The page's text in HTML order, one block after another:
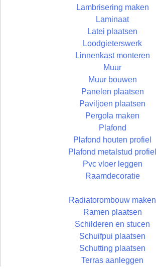
Lambrisering maken
Laminaat
Latei plaatsen
Loodgieterswerk
Linnenkast monteren
Muur
Muur bouwen
Panelen plaatsen
Paviljoen plaatsen
Pergola maken
Plafond
Plafond houten profiel
Plafond metalstud profiel
Pvc vloer leggen
Raamdecoratie
Radiatorombouw maken
Ramen plaatsen
Schilderen en stucen
Schuifpui plaatsen
Schutting plaatsen
Terras aanleggen